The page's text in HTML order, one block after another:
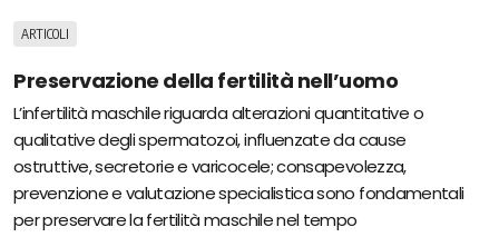
ARTICOLI
Preservazione della fertilità nell’uomo
L’infertilità maschile riguarda alterazioni quantitative o
qualitative degli spermatozoi, influenzate da cause
ostruttive, secretorie e varicocele; consapevolezza,
prevenzione e valutazione specialistica sono fondamentali
per preservare la fertilità maschile nel tempo